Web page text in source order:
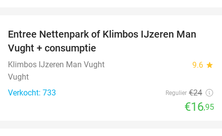
29%
Entree Nettenpark of Klimbos IJzeren Man
Vught + consumptie
Klimbos IJzeren Man Vught 9.6 star
Vught
Verkocht: 733
Regulier €24
€16,95